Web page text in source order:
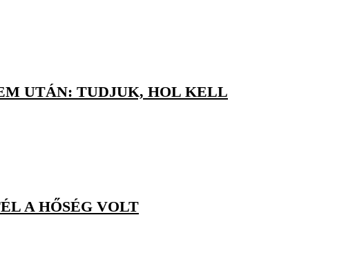
UTÁN: TUDJUK, HOL KELL
A HŐSÉG VOLT